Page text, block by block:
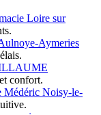
Loire sur
Aymeries
confort.
Médéric Noisy-le-